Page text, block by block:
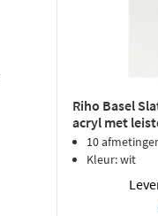
Riho Basel
acryl met
10
Kleur: wit